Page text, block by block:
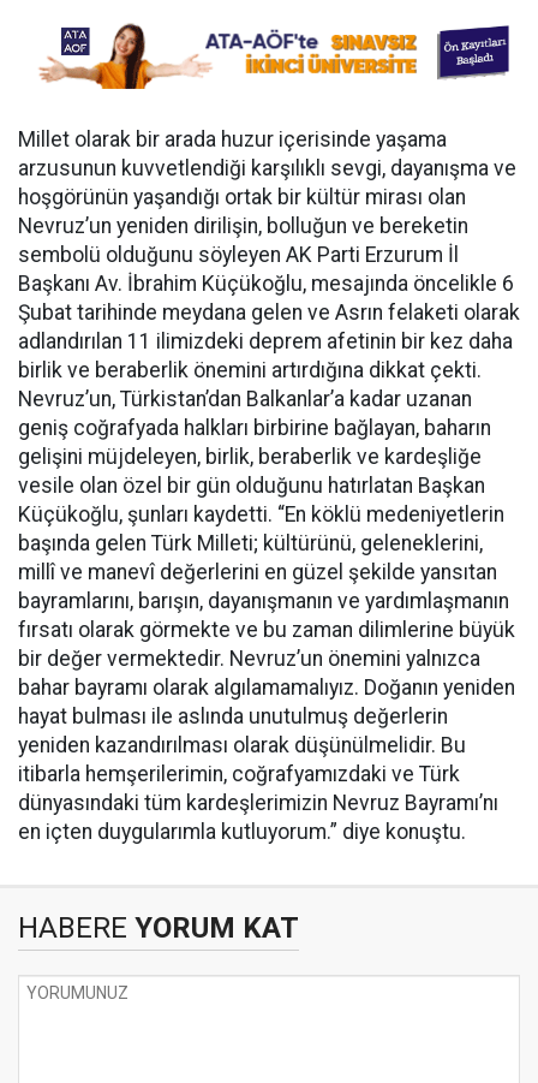
Millet olarak bir arada huzur içerisinde yaşama
arzusunun kuvvetlendiği karşılıklı sevgi, dayanışma ve
hoşgörünün yaşandığı ortak bir kültür mirası olan
Nevruz’un yeniden dirilişin, bolluğun ve bereketin
sembolü olduğunu söyleyen AK Parti Erzurum İl
Başkanı Av. İbrahim Küçükoğlu, mesajında öncelikle 6
Şubat tarihinde meydana gelen ve Asrın felaketi olarak
adlandırılan 11 ilimizdeki deprem afetinin bir kez daha
birlik ve beraberlik önemini artırdığına dikkat çekti.
Nevruz’un, Türkistan’dan Balkanlar’a kadar uzanan
geniş coğrafyada halkları birbirine bağlayan, baharın
gelişini müjdeleyen, birlik, beraberlik ve kardeşliğe
vesile olan özel bir gün olduğunu hatırlatan Başkan
Küçükoğlu, şunları kaydetti. “En köklü medeniyetlerin
başında gelen Türk Milleti; kültürünü, geleneklerini,
millî ve manevî değerlerini en güzel şekilde yansıtan
bayramlarını, barışın, dayanışmanın ve yardımlaşmanın
fırsatı olarak görmekte ve bu zaman dilimlerine büyük
bir değer vermektedir. Nevruz’un önemini yalnızca
bahar bayramı olarak algılamamalıyız. Doğanın yeniden
hayat bulması ile aslında unutulmuş değerlerin
yeniden kazandırılması olarak düşünülmelidir. Bu
itibarla hemşerilerimin, coğrafyamızdaki ve Türk
dünyasındaki tüm kardeşlerimizin Nevruz Bayramı’nı
en içten duygularımla kutluyorum.” diye konuştu.
HABERE YORUM KAT